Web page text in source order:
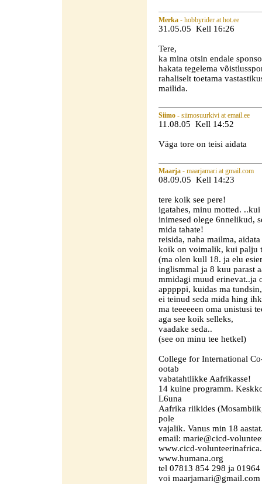
Merka - hobbyrider at hot.ee
31.05.05 Kell 16:26
Tere,
ka mina otsin endale
hakata tegelema
rahaliselt toetama
mailida.
Siimo - siimosuurkivi at email.ee
11.08.05 Kell 14:52
Väga tore on teisi aidata
Maarja - maarjamari at gmail.com
08.09.05 Kell 14:23
tere koik see pere!
igatahes, minu motted.
inimesed olege 6nnelikud,
mida tahate!
reisida, naha mailma,
koik on voimalik, kui palju
(ma olen kull 18. ja elu
inglismmal ja 8 kuu parast
mmidagi muud erinevat..ja
apppppi, kuidas ma
ei teinud seda mida hing
ma teeeeeen oma unistusi
aga see koik selleks,
vaadake seda..
(see on minu tee hetkel)
College for International
ootab
vabatahtlikke Aafrikasse!
14 kuine programm.
L6una
Aafrika riikides
pole
vajalik. Vanus min 18
email: marie@cicd-
www.cicd-
www.humana.org
tel 07813 854 298 ja
voi maarjamari@gmail.com